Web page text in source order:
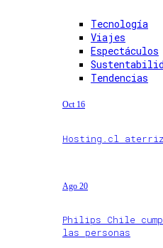
Tecnología
Viajes
Espectáculos
Tendencias
Oct 16
Hosting.cl
Ago 20
Philips Chile
las personas